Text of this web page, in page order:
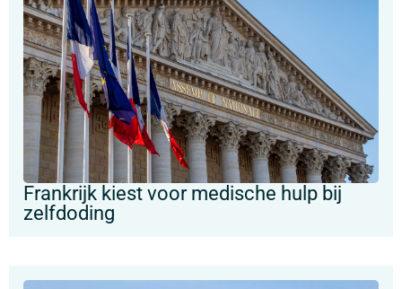
Frankrijk kiest voor medische hulp bij
zelfdoding